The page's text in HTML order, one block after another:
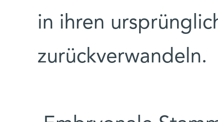
in ihren
zurückverwandeln.